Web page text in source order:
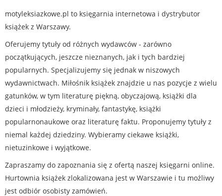
motyleksiazkowe.pl to księgarnia internetowa i dystrybutor
książek z Warszawy.
Oferujemy tytuły od różnych wydawców - zarówno
początkujących, jeszcze nieznanych, jak i tych bardziej
popularnych. Specjalizujemy się jednak w niszowych
wydawnictwach. Miłośnik książek znajdzie u nas pozycje z wielu
gatunków, w tym literaturę piękną, obyczajową, książki dla
dzieci i młodzieży, kryminały, fantastykę, książki
popularnonaukowe oraz literaturę faktu. Proponujemy tytuły z
niemal każdej dziedziny. Wybieramy ciekawe książki,
nietuzinkowe i wyjątkowe.
Zapraszamy do zapoznania się z ofertą naszej księgarni online.
Hurtownia książek zlokalizowana jest w Warszawie i tu możliwy
jest odbiór osobisty zamówień.